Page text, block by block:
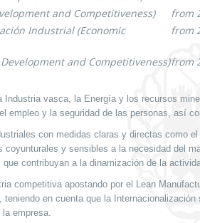
and Competitiveness)
from
Industrial (Economic
from
and Competitiveness)from
Industria vasca, la Energía y los recursos
empleo y la seguridad de las personas, así
con medidas claras y directas como
y sensibles a la necesidad del
contribuyan a la dinamización de la
competitiva apostando por el Lean
en cuenta que la
empresa.